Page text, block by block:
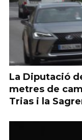
La Diputació
metres de
Trias i la